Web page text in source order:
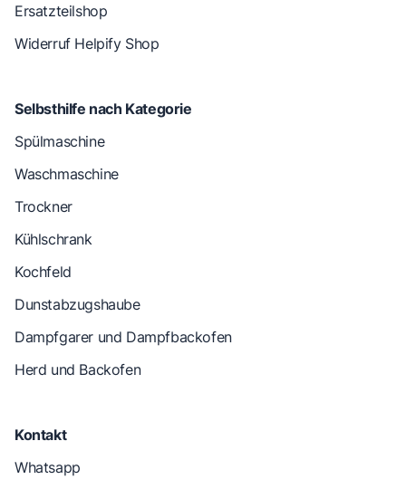
Ersatzteilshop
Widerruf Helpify Shop
Selbsthilfe nach Kategorie
Spülmaschine
Waschmaschine
Trockner
Kühlschrank
Kochfeld
Dunstabzugshaube
Dampfgarer und Dampfbackofen
Herd und Backofen
Kontakt
Whatsapp